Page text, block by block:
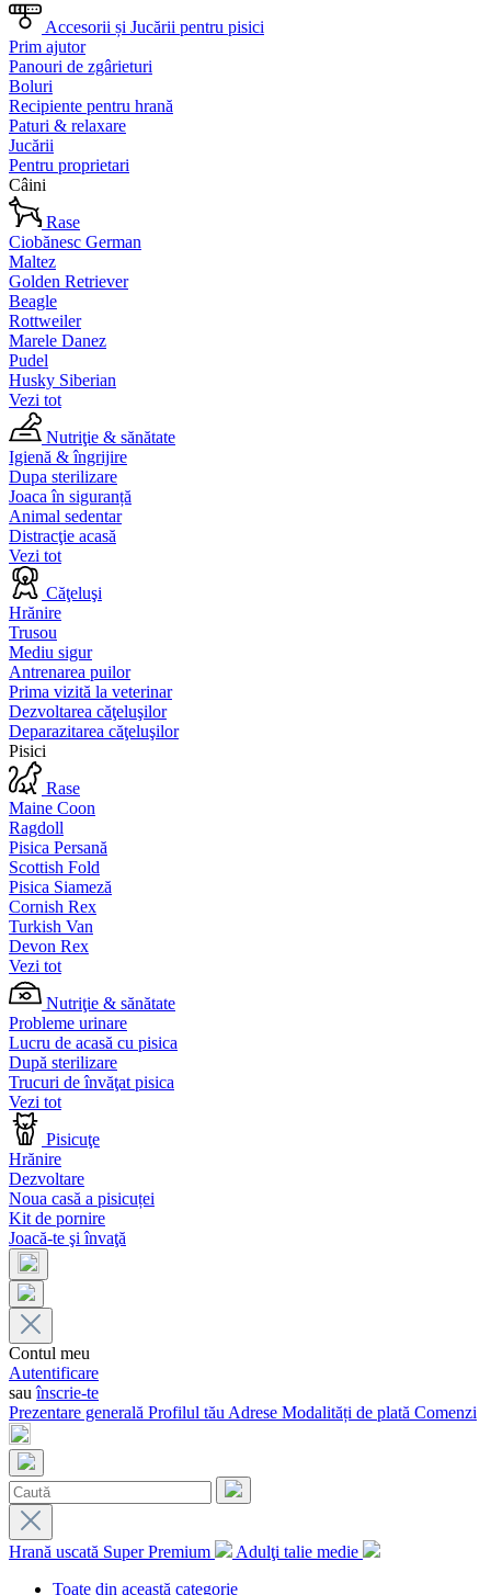
Accesorii și Jucării pentru pisici
Prim ajutor
Panouri de zgârieturi
Boluri
Recipiente pentru hrană
Paturi & relaxare
Jucării
Pentru proprietari
Câini
Rase
Ciobănesc German
Maltez
Golden Retriever
Beagle
Rottweiler
Marele Danez
Pudel
Husky Siberian
Vezi tot
Nutriţie & sănătate
Igienă & îngrijire
Dupa sterilizare
Joaca în siguranță
Animal sedentar
Distracţie acasă
Vezi tot
Căţeluşi
Hrănire
Trusou
Mediu sigur
Antrenarea puilor
Prima vizită la veterinar
Dezvoltarea căţeluşilor
Deparazitarea căţeluşilor
Pisici
Rase
Maine Coon
Ragdoll
Pisica Persană
Scottish Fold
Pisica Siameză
Cornish Rex
Turkish Van
Devon Rex
Vezi tot
Nutriţie & sănătate
Probleme urinare
Lucru de acasă cu pisica
După sterilizare
Trucuri de învăţat pisica
Vezi tot
Pisicuţe
Hrănire
Dezvoltare
Noua casă a pisicuței
Kit de pornire
Joacă-te şi învaţă
Contul meu
Autentificare
sauînscrie-te
Prezentare generală Profilul tău Adrese Modalități de plată Comenzi
Hrană uscată Super Premium
Adulţi talie medie
Toate din această categorie